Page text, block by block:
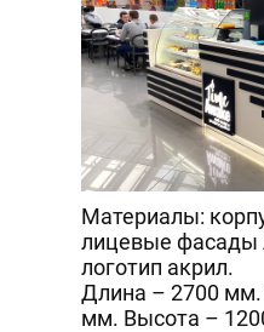
Материалы:
лицевые фасады
логотип акрил.
Длина – 2700
мм. Высота –